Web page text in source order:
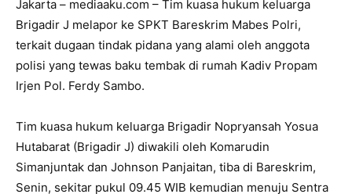
Jakarta – mediaaku.com – Tim kuasa hukum keluarga
Brigadir J melapor ke SPKT Bareskrim Mabes Polri,
terkait dugaan tindak pidana yang alami oleh anggota
polisi yang tewas baku tembak di rumah Kadiv Propam
Irjen Pol. Ferdy Sambo.
Tim kuasa hukum keluarga Brigadir Nopryansah Yosua
Hutabarat (Brigadir J) diwakili oleh Komarudin
Simanjuntak dan Johnson Panjaitan, tiba di Bareskrim,
Senin, sekitar pukul 09.45 WIB kemudian menuju Sentra